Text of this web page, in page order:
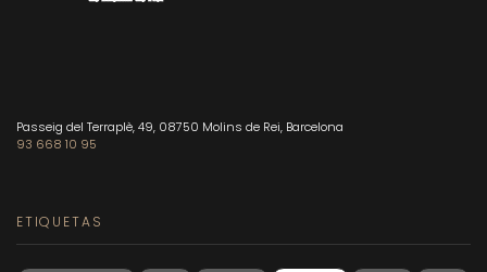
Passeig del Terraplè, 49, 08750 Molins de Rei, Barcelona
93 668 10 95
ETIQUETAS